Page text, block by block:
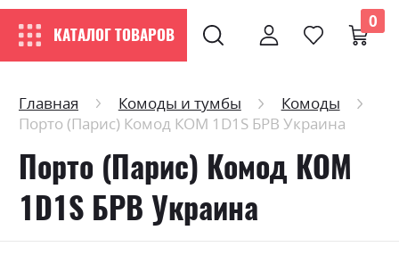
КАТАЛОГ ТОВАРОВ
0
Главная Комоды и тумбы
Комоды
Порто (Парис) Комод КОМ 1D1S БРВ Украина
Порто (Парис) Комод КОМ
1D1S БРВ Украина